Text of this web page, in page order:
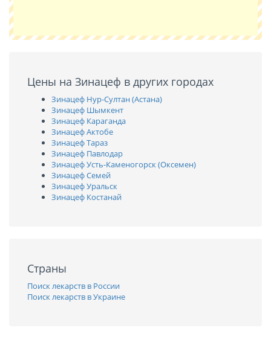
Цены на Зинацеф в других городах
Зинацеф Нур-Султан (Астана)
Зинацеф Шымкент
Зинацеф Караганда
Зинацеф Актобе
Зинацеф Тараз
Зинацеф Павлодар
Зинацеф Усть-Каменогорск (Оксемен)
Зинацеф Семей
Зинацеф Уральск
Зинацеф Костанай
Страны
Поиск лекарств в России
Поиск лекарств в Украине